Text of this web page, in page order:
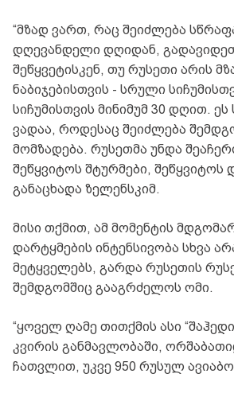
“მზად ვართ, რაც შეიძლება
დღევანდელი დღიდან,
შეწყვეტისკენ, თუ რუსეთი არის
ნაბიჯებისთვის - სრული
სიჩუმისთვის მინიმუმ 30 დღით.
ვადაა, როდესაც შეიძლება
მომზადება. რუსეთმა უნდა
შეწყვიტოს შტურმები, შეწყვიტოს
განაცხადა ზელენსკიმ.
მისი თქმით, ამ მომენტის
დარტყმების ინტენსივობა სხვა
მეტყველებს, გარდა რუსეთის
შემდგომშიც გააგრძელოს ომი.
“ყოველ ღამე თითქმის ასი
კვირის განმავლობაში,
ჩათვლით, უკვე 950 რუსულ